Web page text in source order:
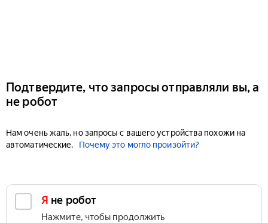
Подтвердите, что запросы отправляли вы, а
не робот
Нам очень жаль, но запросы с вашего устройства похожи на
автоматические.
Почему это могло произойти?
Я не робот
Нажмите, чтобы продолжить